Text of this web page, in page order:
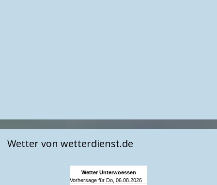
Wetter von wetterdienst.de
Wetter Unterwoessen
Vorhersage für Do, 06.08.2026